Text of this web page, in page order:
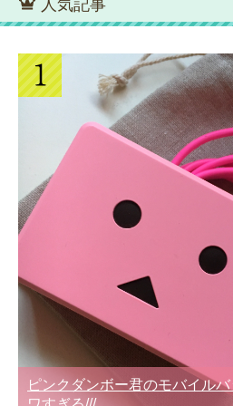
人気記事
ピンクダンボー君のモバイル